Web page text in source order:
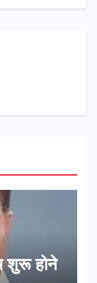
शुरू होने